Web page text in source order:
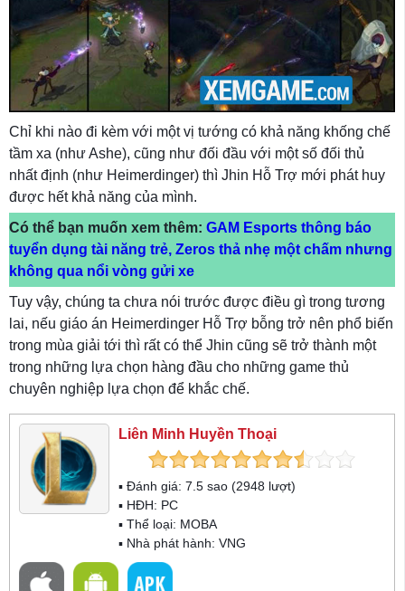
Chỉ khi nào đi kèm với một vị tướng có khả năng khống chế
tầm xa (như Ashe), cũng như đối đầu với một số đối thủ
nhất định (như Heimerdinger) thì Jhin Hỗ Trợ mới phát huy
được hết khả năng của mình.
Có thể bạn muốn xem thêm: GAM Esports thông báo
tuyển dụng tài năng trẻ, Zeros thả nhẹ một chấm nhưng
không qua nổi vòng gửi xe
Tuy vậy, chúng ta chưa nói trước được điều gì trong tương
lai, nếu giáo án Heimerdinger Hỗ Trợ bỗng trở nên phổ biến
trong mùa giải tới thì rất có thể Jhin cũng sẽ trở thành một
trong những lựa chọn hàng đầu cho những game thủ
chuyên nghiệp lựa chọn để khắc chế.
Liên Minh Huyền Thoại
▪ Đánh giá: 7.5 sao (2948 lượt)
▪ HĐH: PC
▪ Thể loại: MOBA
▪ Nhà phát hành: VNG